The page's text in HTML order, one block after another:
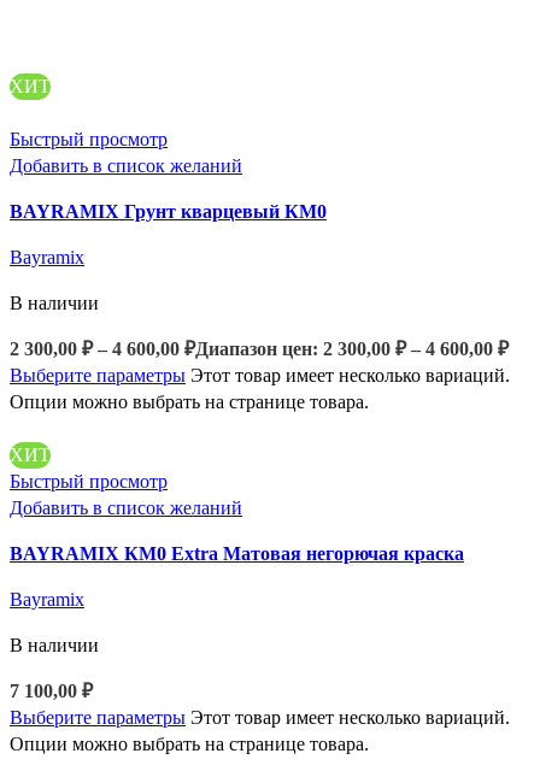
ХИТ
Быстрый просмотр
Добавить в список желаний
BAYRAMIX Грунт кварцевый КМ0
Bayramix
В наличии
2 300,00 ₽ – 4 600,00 ₽Диапазон цен: 2 300,00 ₽ – 4 600,00 ₽
Выберите параметры Этот товар имеет несколько вариаций.
Опции можно выбрать на странице товара.
ХИТ
Быстрый просмотр
Добавить в список желаний
BAYRAMIX КМ0 Extra Матовая негорючая краска
Bayramix
В наличии
7 100,00 ₽
Выберите параметры Этот товар имеет несколько вариаций.
Опции можно выбрать на странице товара.